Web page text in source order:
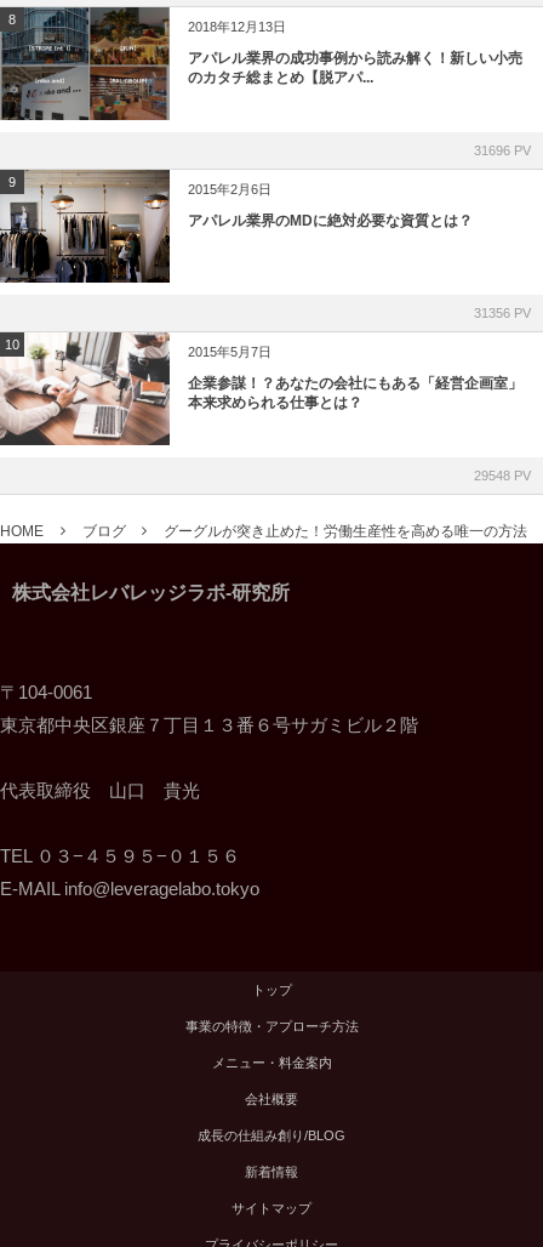
8 2018年12月13日
アパレル業界の成功事例から読み解く！新しい小売
のカタチ総まとめ【脱アパ...
31696 PV
9 2015年2月6日
アパレル業界のMDに絶対必要な資質とは？
31356 PV
10 2015年5月7日
企業参謀！？あなたの会社にもある「経営企画室」
本来求められる仕事とは？
29548 PV
HOME ブログ グーグルが突き止めた！労働生産性を高める唯一の方法
株式会社レバレッジラボ-研究所
〒104-0061
東京都中央区銀座７丁目１３番６号サガミビル２階
代表取締役 山口 貴光
TEL ０３−４５９５−０１５６
E-MAIL info@leveragelabo.tokyo
トップ
事業の特徴・アプローチ方法
メニュー・料金案内
会社概要
成長の仕組み創り/BLOG
新着情報
サイトマップ